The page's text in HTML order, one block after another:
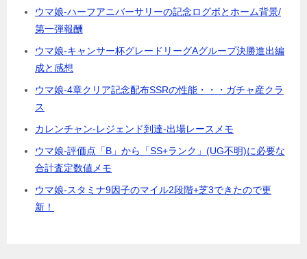
ウマ娘-ハーフアニバーサリーの記念ログボとホーム背景/
第一弾報酬
ウマ娘-キャンサー杯グレードリーグAグループ決勝進出編
成と感想
ウマ娘-4章クリア記念配布SSRの性能・・・ガチャ産クラ
ス
カレンチャン-レジェンド到達-出場レースメモ
ウマ娘-評価点「B」から「SS+ランク」(UG不明)に必要な
合計査定数値メモ
ウマ娘-スタミナ9因子のマイル2段階+芝3できたので更
新！